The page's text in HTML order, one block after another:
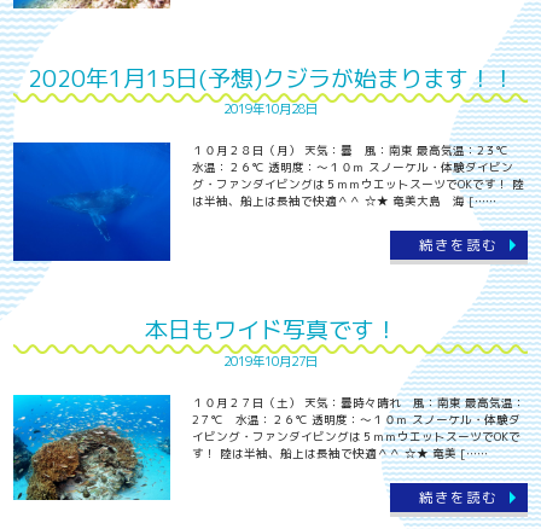
2020年1月15日(予想)クジラが始まります！！
2019年10月28日
１０月２８日（月） 天気：曇 風：南東 最高気温：2３℃
水温：２６℃ 透明度：～１０ｍ スノーケル・体験ダイビン
グ・ファンダイビングは５ｍｍウエットスーツでOKです！ 陸
は半袖、船上は長袖で快適＾＾ ☆★ 奄美大島 海 [……
続きを読む
本日もワイド写真です！
2019年10月27日
１０月２７日（土） 天気：曇時々晴れ 風：南東 最高気温：
2７℃ 水温：２６℃ 透明度：～１０ｍ スノーケル・体験ダ
イビング・ファンダイビングは５ｍｍウエットスーツでOKで
す！ 陸は半袖、船上は長袖で快適＾＾ ☆★ 奄美 [……
続きを読む